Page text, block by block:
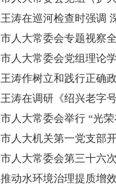
王涛在巡河检查时强调
市人大常委会专题视察
市人大常委会党组理论
王涛作树立和践行正确
王涛在调研《绍兴老字
市人大常委会举行 “光
市人大机关第一党支部
市人大常委会第三十六
推动水环境治理提质增